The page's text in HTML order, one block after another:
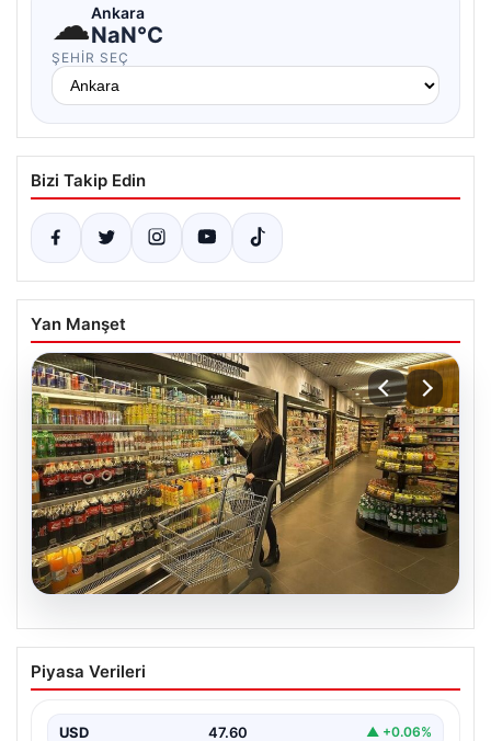
☁Ankara
NaN°C
ŞEHIR SEÇ
Bizi Takip Edin
Yan Manşet
Enflasyon verileri ne zaman
açıklanacak? 2026 TÜİK mart ayı
Piyasa Verileri
USD 47.60 ▲ +0.06%